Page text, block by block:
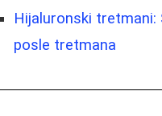
Hijaluronski
posle tretmana